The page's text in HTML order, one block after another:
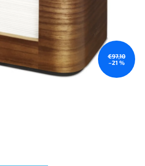
€97,10
–21 %